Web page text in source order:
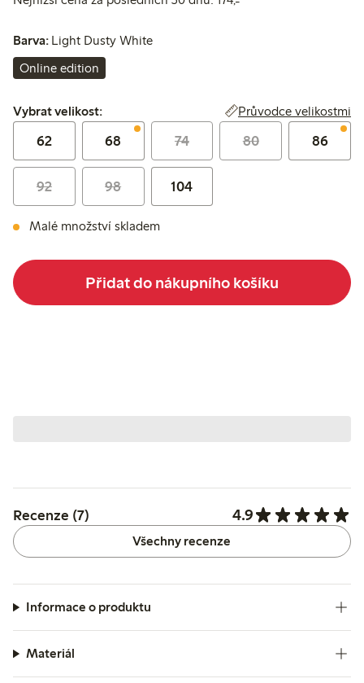
Barva: Light Dusty White
Online edition
Vybrat velikost:
Vybrat velikost: Průvodce velikostmi
62 68 74 80 86
92 98 104
Malé množství skladem
Přidat do nákupního košíku
Recenze (7) 4.9
Všechny recenze
Informace o produktu
Materiál